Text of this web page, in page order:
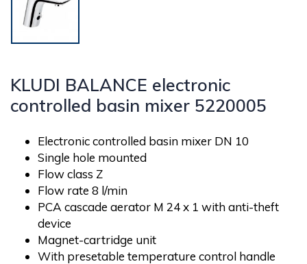
KLUDI BALANCE electronic
controlled basin mixer 5220005
Electronic controlled basin mixer DN 10
Single hole mounted
Flow class Z
Flow rate 8 l/min
PCA cascade aerator M 24 x 1 with anti-theft
device
Magnet-cartridge unit
With presetable temperature control handle